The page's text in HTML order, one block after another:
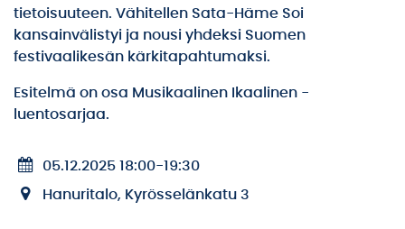
tietoisuuteen. Vähitellen Sata-Häme Soi
kansainvälistyi ja nousi yhdeksi Suomen
festivaalikesän kärkitapahtumaksi.
Esitelmä on osa Musikaalinen Ikaalinen -
luentosarjaa.
05.12.2025 18:00-19:30
Hanuritalo, Kyrösselänkatu 3